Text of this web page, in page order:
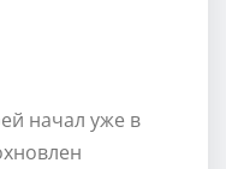
начал уже в